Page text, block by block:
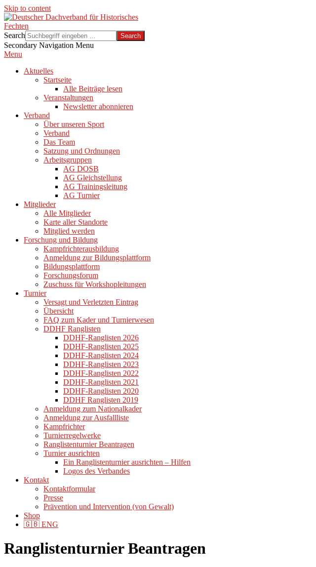
Skip to content
Search
Secondary Navigation Menu
Menu
Aktuelles
Startseite
Alle Beiträge lesen
Veranstaltungen
Newsletter abonnieren
Verband
Über unseren Sport
Verband
Das Team
Satzung und Ordnungen
Arbeitsgruppen
AG DOSB
AG Gleichstellung
AG Trainingsleitung
AG Turnier
Mitglieder
Alle Mitglieder
Karte aller Standorte
Mitglied werden
Forschung und Bildung
Kampfrichterausbildung
Anmeldung zur Bildungsplattform
Bildungsplattform
Forschungsforum
Zuschuss für Workshopleitungen
Turnier
Versagt und Verletzten Eintrag
Übersicht
FAQ zum Kader und Turnierwesen
DDHF Ranglisten
DDHF-Ranglisten 2026
DDHF-Ranglisten 2025
DDHF-Ranglisten 2024
DDHF-Ranglisten 2023
DDHF-Ranglisten 2022
DDHF-Ranglisten 2021
DDHF-Ranglisten 2020
DDHF Ranglisten 2019
Anmeldung zum Nationalkader
Anmeldung zur Ausfallliste
Kampfrichter
Turnierregelwerke
Ranglistenturnier Beantragen
Turnier ausrichten
Ein Ranglistenturnier ausrichten – Hilfen
Logos des Verbandes
Kontakt
Kontaktformular
Presse
Prävention und Intervention (von Gewalt)
Shop
🇬🇧 ENG
Ranglistenturnier Beantragen